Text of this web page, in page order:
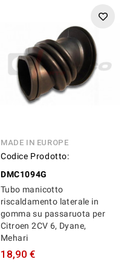
MADE IN EUROPE
Codice Prodotto:
DMC1094G
Tubo manicotto
riscaldamento laterale in
gomma su passaruota per
Citroen 2CV 6, Dyane,
Mehari
18,90 €